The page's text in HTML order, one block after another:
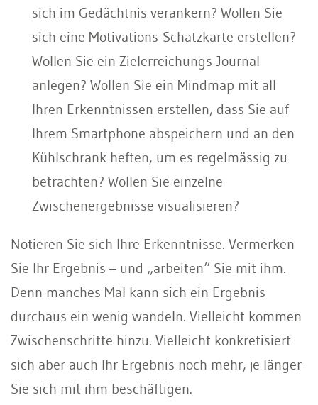
sich im Gedächtnis verankern? Wollen Sie
sich eine Motivations-Schatzkarte erstellen?
Wollen Sie ein Zielerreichungs-Journal
anlegen? Wollen Sie ein Mindmap mit all
Ihren Erkenntnissen erstellen, dass Sie auf
Ihrem Smartphone abspeichern und an den
Kühlschrank heften, um es regelmässig zu
betrachten? Wollen Sie einzelne
Zwischenergebnisse visualisieren?
Notieren Sie sich Ihre Erkenntnisse. Vermerken
Sie Ihr Ergebnis – und „arbeiten“ Sie mit ihm.
Denn manches Mal kann sich ein Ergebnis
durchaus ein wenig wandeln. Vielleicht kommen
Zwischenschritte hinzu. Vielleicht konkretisiert
sich aber auch Ihr Ergebnis noch mehr, je länger
Sie sich mit ihm beschäftigen.